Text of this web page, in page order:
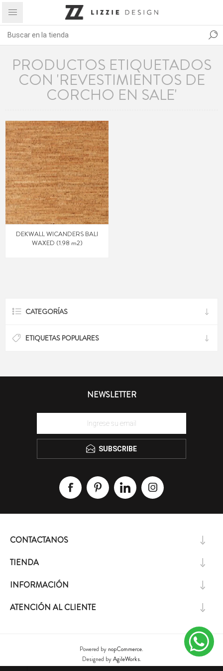
PRODUCTOS ETIQUETADOS
CON 'REVESTIMIENTOS DE
CORCHO EN SALE'
DEKWALL WICANDERS BALI
WAXED (1.98 m2)
CATEGORÍAS
ETIQUETAS POPULARES
NEWSLETTER
SUBSCRIBE
CONTACTANOS
TIENDA
INFORMACIÓN
ATENCIÓN AL CLIENTE
Powered by nopCommerce.
Designed byAgileWorks.
Copyright ® 2026 Lizzie Design. L&A S.A - RUT 213678410016 - Todos los derechos